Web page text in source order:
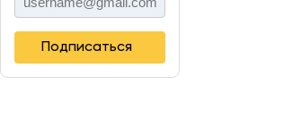
Подписаться